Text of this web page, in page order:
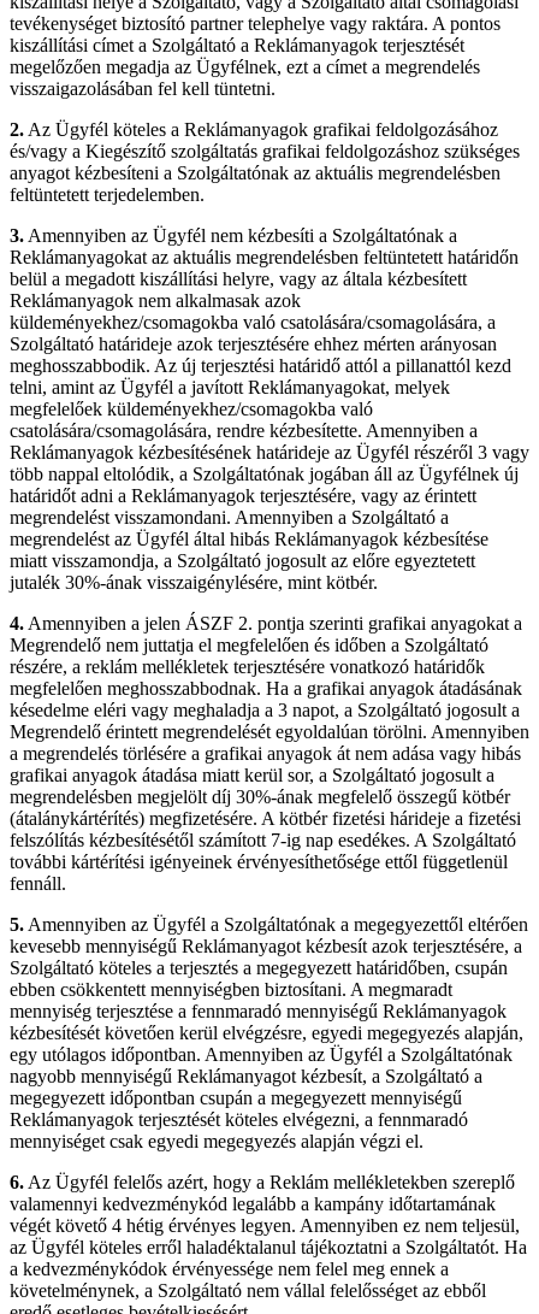
tevékenységet biztosító partner telephelye vagy raktára. A pontos
kiszállítási címet a Szolgáltató a Reklámanyagok terjesztését
megelőzően megadja az Ügyfélnek, ezt a címet a megrendelés
visszaigazolásában fel kell tüntetni.
2. Az Ügyfél köteles a Reklámanyagok grafikai feldolgozásához
és/vagy a Kiegészítő szolgáltatás grafikai feldolgozáshoz szükséges
anyagot kézbesíteni a Szolgáltatónak az aktuális megrendelésben
feltüntetett terjedelemben.
3. Amennyiben az Ügyfél nem kézbesíti a Szolgáltatónak a
Reklámanyagokat az aktuális megrendelésben feltüntetett határidőn
belül a megadott kiszállítási helyre, vagy az általa kézbesített
Reklámanyagok nem alkalmasak azok
küldeményekhez/csomagokba való csatolására/csomagolására, a
Szolgáltató határideje azok terjesztésére ehhez mérten arányosan
meghosszabbodik. Az új terjesztési határidő attól a pillanattól kezd
telni, amint az Ügyfél a javított Reklámanyagokat, melyek
megfelelőek küldeményekhez/csomagokba való
csatolására/csomagolására, rendre kézbesítette. Amennyiben a
Reklámanyagok kézbesítésének határideje az Ügyfél részéről 3 vagy
több nappal eltolódik, a Szolgáltatónak jogában áll az Ügyfélnek új
határidőt adni a Reklámanyagok terjesztésére, vagy az érintett
megrendelést visszamondani. Amennyiben a Szolgáltató a
megrendelést az Ügyfél által hibás Reklámanyagok kézbesítése
miatt visszamondja, a Szolgáltató jogosult az előre egyeztetett
jutalék 30%-ának visszaigénylésére, mint kötbér.
4. Amennyiben a jelen ÁSZF 2. pontja szerinti grafikai anyagokat a
Megrendelő nem juttatja el megfelelően és időben a Szolgáltató
részére, a reklám mellékletek terjesztésére vonatkozó határidők
megfelelően meghosszabbodnak. Ha a grafikai anyagok átadásának
késedelme eléri vagy meghaladja a 3 napot, a Szolgáltató jogosult a
Megrendelő érintett megrendelését egyoldalúan törölni. Amennyiben
a megrendelés törlésére a grafikai anyagok át nem adása vagy hibás
grafikai anyagok átadása miatt kerül sor, a Szolgáltató jogosult a
megrendelésben megjelölt díj 30%-ának megfelelő összegű kötbér
(átalánykártérítés) megfizetésére. A kötbér fizetési hárideje a fizetési
felszólítás kézbesítésétől számított 7-ig nap esedékes. A Szolgáltató
további kártérítési igényeinek érvényesíthetősége ettől függetlenül
fennáll.
5. Amennyiben az Ügyfél a Szolgáltatónak a megegyezettől eltérően
kevesebb mennyiségű Reklámanyagot kézbesít azok terjesztésére, a
Szolgáltató köteles a terjesztés a megegyezett határidőben, csupán
ebben csökkentett mennyiségben biztosítani. A megmaradt
mennyiség terjesztése a fennmaradó mennyiségű Reklámanyagok
kézbesítését követően kerül elvégzésre, egyedi megegyezés alapján,
egy utólagos időpontban. Amennyiben az Ügyfél a Szolgáltatónak
nagyobb mennyiségű Reklámanyagot kézbesít, a Szolgáltató a
megegyezett időpontban csupán a megegyezett mennyiségű
Reklámanyagok terjesztését köteles elvégezni, a fennmaradó
mennyiséget csak egyedi megegyezés alapján végzi el.
6. Az Ügyfél felelős azért, hogy a Reklám mellékletekben szereplő
valamennyi kedvezménykód legalább a kampány időtartamának
végét követő 4 hétig érvényes legyen. Amennyiben ez nem teljesül,
az Ügyfél köteles erről haladéktalanul tájékoztatni a Szolgáltatót. Ha
a kedvezménykódok érvényessége nem felel meg ennek a
követelménynek, a Szolgáltató nem vállal felelősséget az ebből